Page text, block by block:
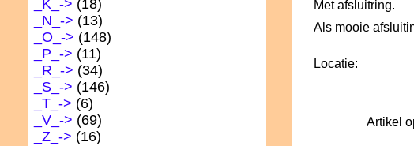
_K_-> (18)
_N_-> (13)
_O_-> (148)
_P_-> (11)
_R_-> (34)
_S_-> (146)
_T_-> (6)
_V_-> (69)
_Z_-> (16)
Met afsluitring.
Als mooie
Locatie:
Artikel